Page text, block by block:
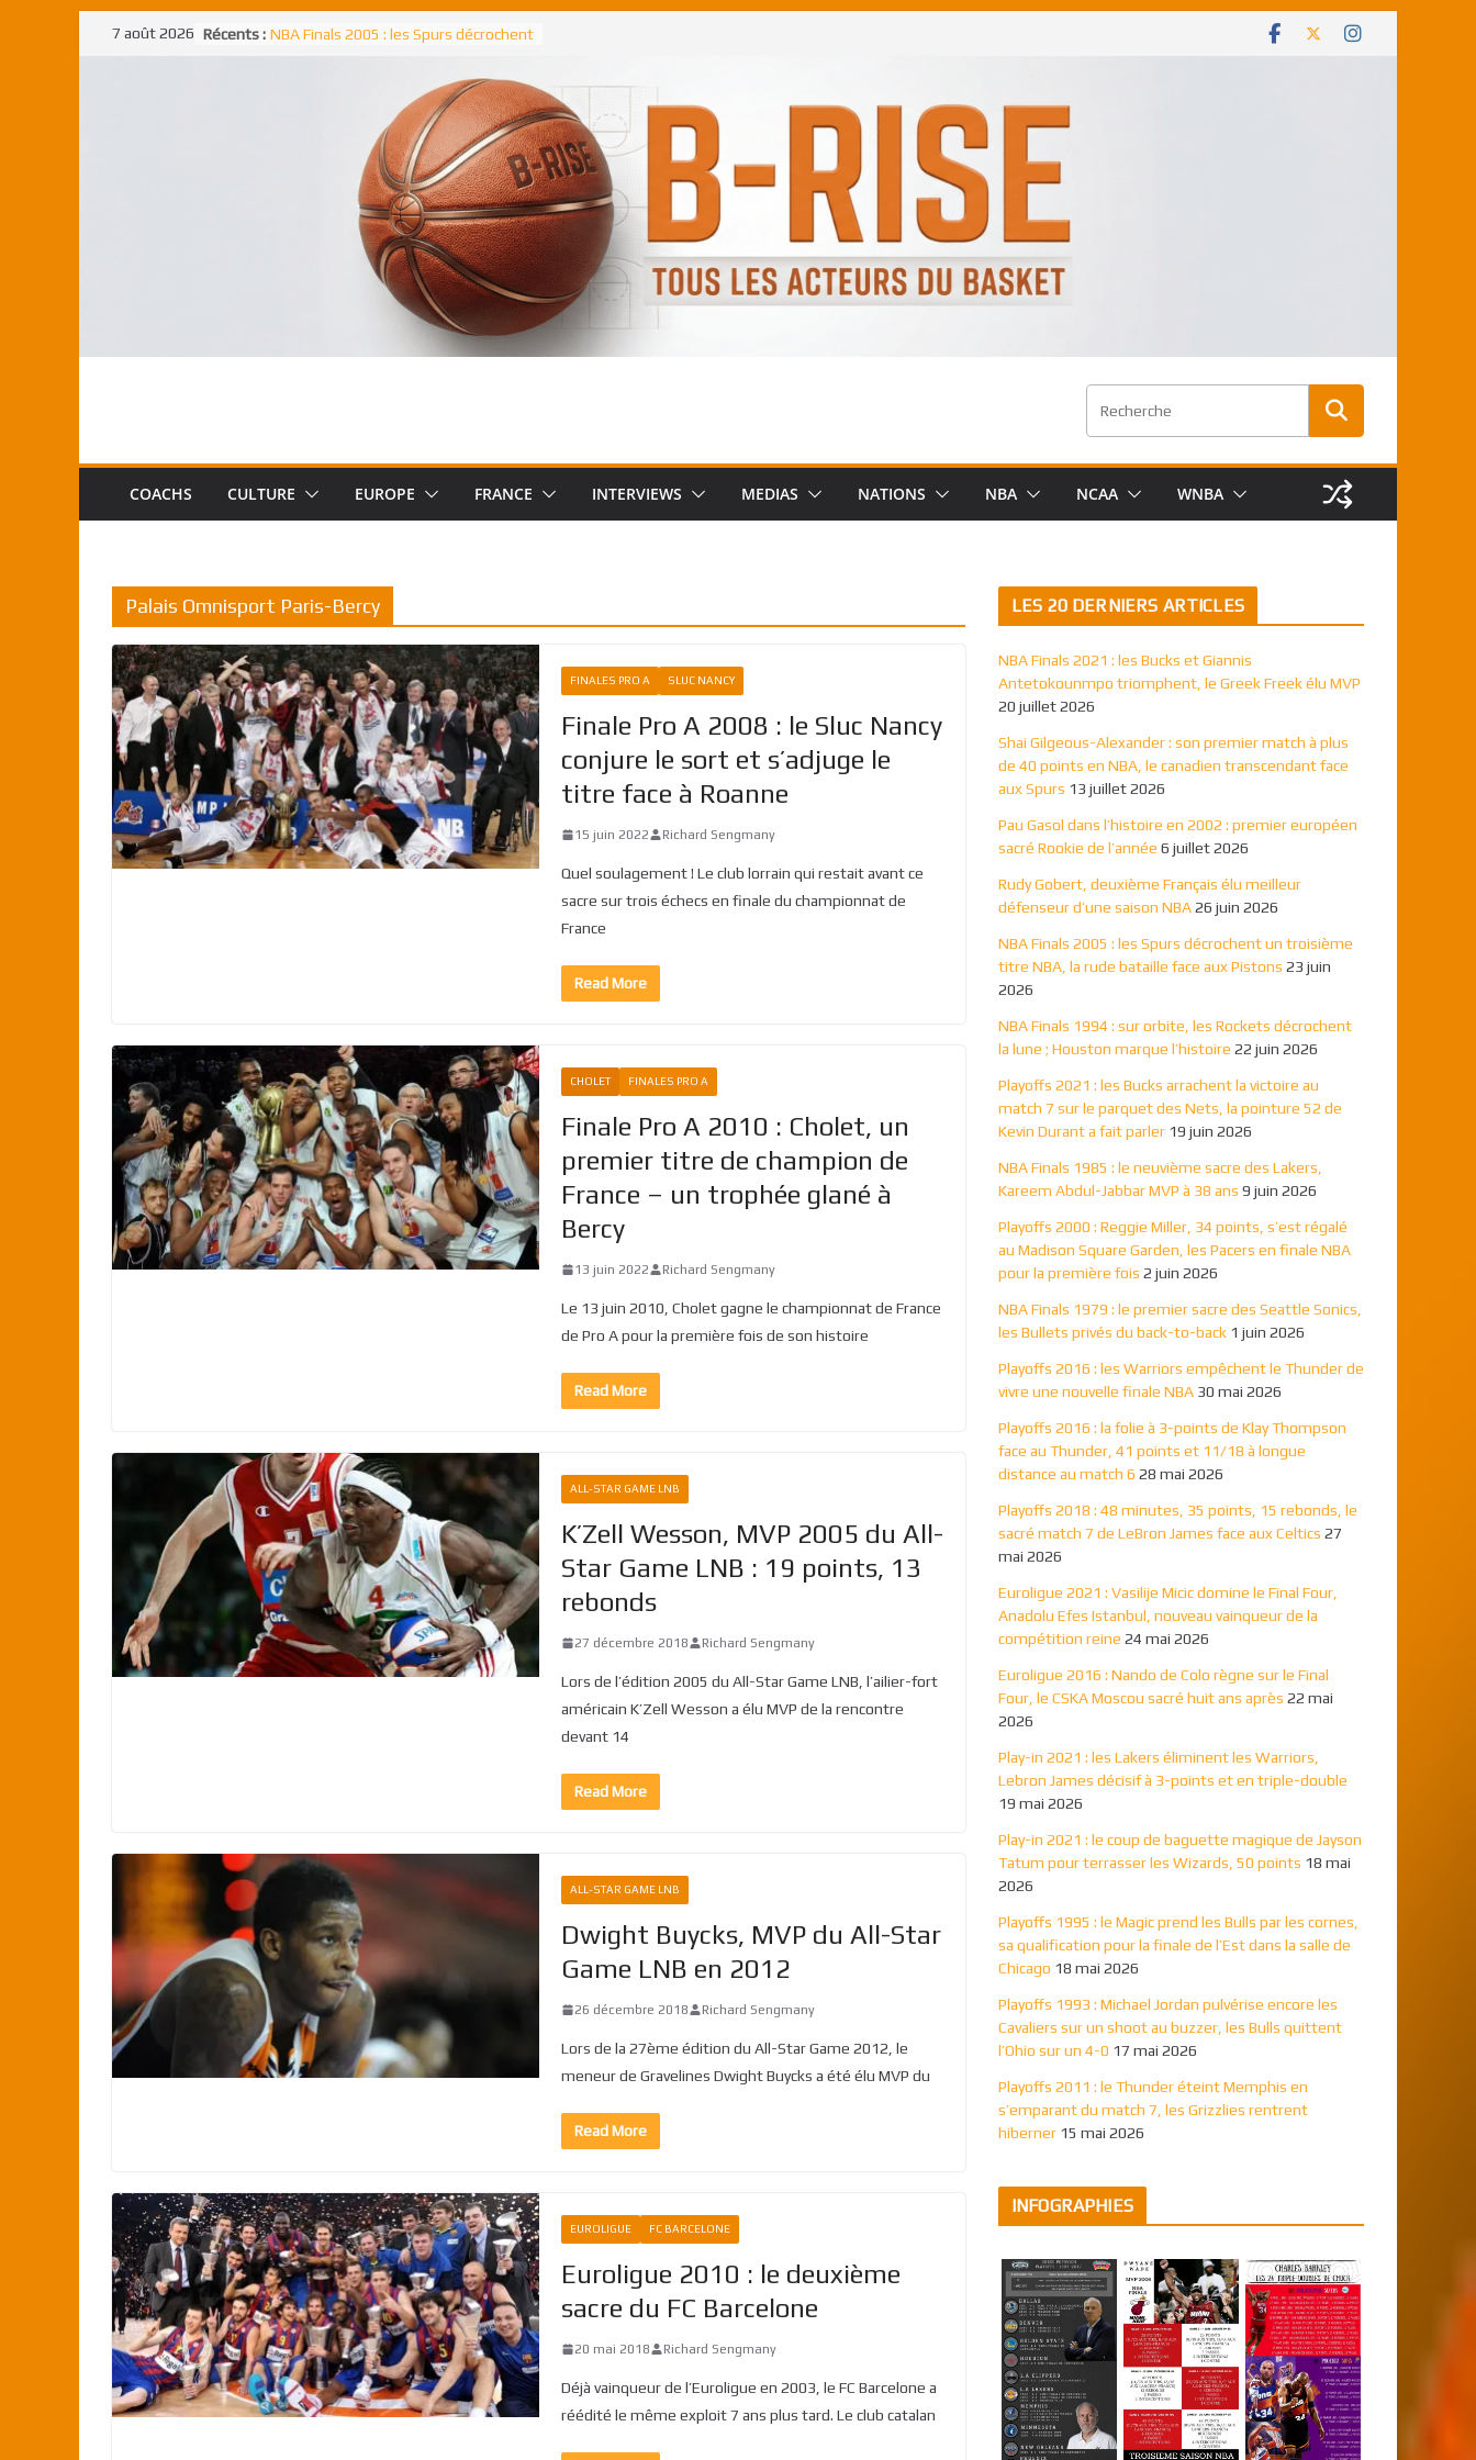
Passer7 août 2026 Récents : NBA Finals 2005 : les Spurs décrochent
NBA Finals 2021 : les Bucks et Giannis
Antetokounmpo triomphent, le Greek
Shai Gilgeous-Alexander : son premier
match à plus de 40 points en NBA, le
canadien transcendant face aux Spurs
Pau Gasol dans l’histoire en 2002 :
premier européen sacré Rookie de
Rudy Gobert, deuxième Français élu
meilleur défenseur d’une saison NBA
COACHS CULTURE EUROPE FRANCE INTERVIEWS MEDIAS NATIONS NBA NCAA WNBA
Palais Omnisport Paris-Bercy
FINALES PRO A SLUC NANCY
Finale Pro A 2008 : le Sluc Nancy
conjure le sort et s’adjuge le
titre face à Roanne
15 juin 2022 Richard Sengmany
Quel soulagement ! Le club lorrain qui restait avant ce
sacre sur trois échecs en finale du championnat de
France
Read More
CHOLET FINALES PRO A
Finale Pro A 2010 : Cholet, un
premier titre de champion de
France – un trophée glané à
Bercy
13 juin 2022 Richard Sengmany
Le 13 juin 2010, Cholet gagne le championnat de France
de Pro A pour la première fois de son histoire
Read More
ALL-STAR GAME LNB
K’Zell Wesson, MVP 2005 du All-
Star Game LNB : 19 points, 13
rebonds
27 décembre 2018 Richard Sengmany
Lors de l’édition 2005 du All-Star Game LNB, l’ailier-fort
américain K’Zell Wesson a élu MVP de la rencontre
devant 14
Read More
ALL-STAR GAME LNB
Dwight Buycks, MVP du All-Star
Game LNB en 2012
26 décembre 2018 Richard Sengmany
Lors de la 27ème édition du All-Star Game 2012, le
meneur de Gravelines Dwight Buycks a été élu MVP du
Read More
EUROLIGUE FC BARCELONE
Euroligue 2010 : le deuxième
sacre du FC Barcelone
20 mai 2018 Richard Sengmany
Déjà vainqueur de l’Euroligue en 2003, le FC Barcelone a
réédité le même exploit 7 ans plus tard. Le club catalan
LES 20 DERNIERS ARTICLES
NBA Finals 2021 : les Bucks et Giannis
Antetokounmpo triomphent, le Greek Freek élu MVP
20 juillet 2026
Shai Gilgeous-Alexander : son premier match à plus
de 40 points en NBA, le canadien transcendant face
aux Spurs 13 juillet 2026
Pau Gasol dans l’histoire en 2002 : premier européen
sacré Rookie de l’année 6 juillet 2026
Rudy Gobert, deuxième Français élu meilleur
défenseur d’une saison NBA26 juin 2026
NBA Finals 2005 : les Spurs décrochent un troisième
titre NBA, la rude bataille face aux Pistons 23 juin
2026
NBA Finals 1994 : sur orbite, les Rockets décrochent
la lune ; Houston marque l’histoire 22 juin 2026
Playoffs 2021 : les Bucks arrachent la victoire au
match 7 sur le parquet des Nets, la pointure 52 de
Kevin Durant a fait parler 19 juin 2026
NBA Finals 1985 : le neuvième sacre des Lakers,
Kareem Abdul-Jabbar MVP à 38 ans 9 juin 2026
Playoffs 2000 : Reggie Miller, 34 points, s’est régalé
au Madison Square Garden, les Pacers en finale NBA
pour la première fois 2 juin 2026
NBA Finals 1979 : le premier sacre des Seattle Sonics,
les Bullets privés du back-to-back 1 juin 2026
Playoffs 2016 : les Warriors empêchent le Thunder de
vivre une nouvelle finale NBA 30 mai 2026
Playoffs 2016 : la folie à 3-points de Klay Thompson
face au Thunder, 41 points et 11/18 à longue
distance au match 6 28 mai 2026
Playoffs 2018 : 48 minutes, 35 points, 15 rebonds, le
sacré match 7 de LeBron James face aux Celtics 27
mai 2026
Euroligue 2021 : Vasilije Micic domine le Final Four,
Anadolu Efes Istanbul, nouveau vainqueur de la
compétition reine 24 mai 2026
Euroligue 2016 : Nando de Colo règne sur le Final
Four, le CSKA Moscou sacré huit ans après 22 mai
2026
Play-in 2021 : les Lakers éliminent les Warriors,
Lebron James décisif à 3-points et en triple-double
19 mai 2026
Play-in 2021 : le coup de baguette magique de Jayson
Tatum pour terrasser les Wizards, 50 points 18 mai
2026
Playoffs 1995 : le Magic prend les Bulls par les cornes,
sa qualification pour la finale de l’Est dans la salle de
Chicago 18 mai 2026
Playoffs 1993 : Michael Jordan pulvérise encore les
Cavaliers sur un shoot au buzzer, les Bulls quittent
l’Ohio sur un 4-0 17 mai 2026
Playoffs 2011 : le Thunder éteint Memphis en
s’emparant du match 7, les Grizzlies rentrent
hiberner 15 mai 2026
INFOGRAPHIES